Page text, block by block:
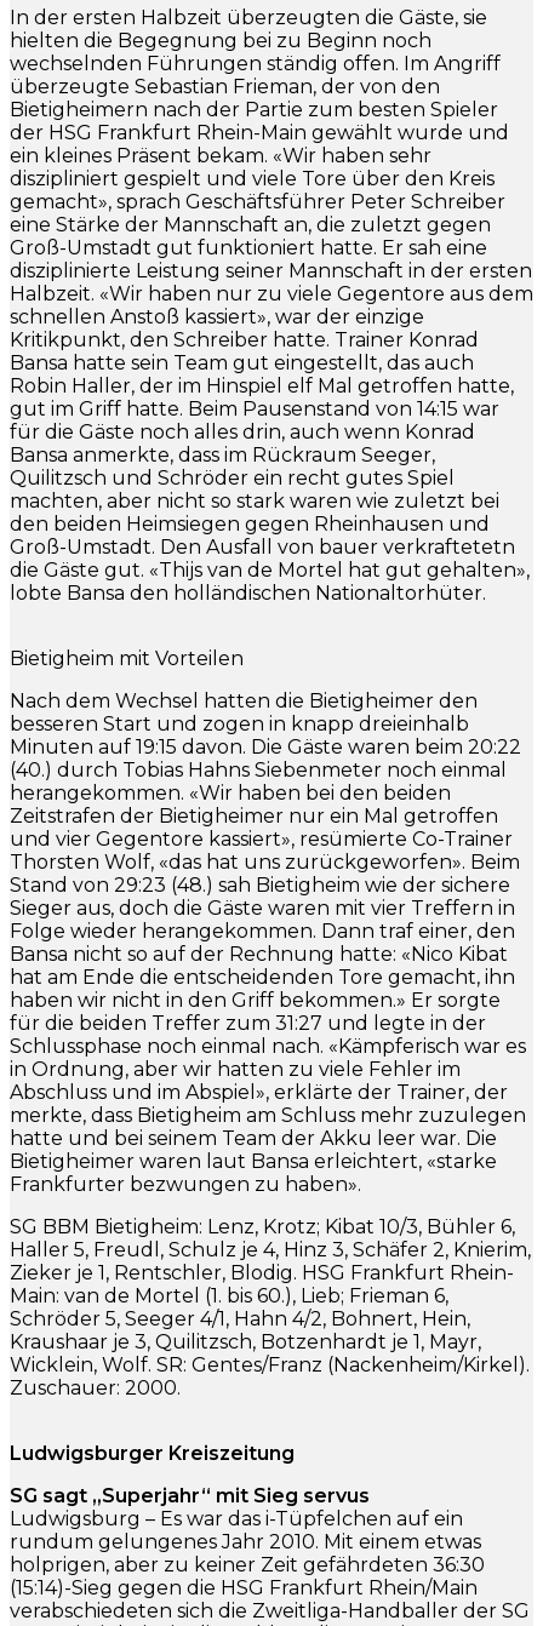
In der ersten Halbzeit überzeugten die Gäste, sie
hielten die Begegnung bei zu Beginn noch
wechselnden Führungen ständig offen. Im Angriff
überzeugte Sebastian Frieman, der von den
Bietigheimern nach der Partie zum besten Spieler
der HSG Frankfurt Rhein-Main gewählt wurde und
ein kleines Präsent bekam. «Wir haben sehr
diszipliniert gespielt und viele Tore über den Kreis
gemacht», sprach Geschäftsführer Peter Schreiber
eine Stärke der Mannschaft an, die zuletzt gegen
Groß-Umstadt gut funktioniert hatte. Er sah eine
disziplinierte Leistung seiner Mannschaft in der ersten
Halbzeit. «Wir haben nur zu viele Gegentore aus dem
schnellen Anstoß kassiert», war der einzige
Kritikpunkt, den Schreiber hatte. Trainer Konrad
Bansa hatte sein Team gut eingestellt, das auch
Robin Haller, der im Hinspiel elf Mal getroffen hatte,
gut im Griff hatte. Beim Pausenstand von 14:15 war
für die Gäste noch alles drin, auch wenn Konrad
Bansa anmerkte, dass im Rückraum Seeger,
Quilitzsch und Schröder ein recht gutes Spiel
machten, aber nicht so stark waren wie zuletzt bei
den beiden Heimsiegen gegen Rheinhausen und
Groß-Umstadt. Den Ausfall von bauer verkraftetetn
die Gäste gut. «Thijs van de Mortel hat gut gehalten»,
lobte Bansa den holländischen Nationaltorhüter.
Bietigheim mit Vorteilen
Nach dem Wechsel hatten die Bietigheimer den
besseren Start und zogen in knapp dreieinhalb
Minuten auf 19:15 davon. Die Gäste waren beim 20:22
(40.) durch Tobias Hahns Siebenmeter noch einmal
herangekommen. «Wir haben bei den beiden
Zeitstrafen der Bietigheimer nur ein Mal getroffen
und vier Gegentore kassiert», resümierte Co-Trainer
Thorsten Wolf, «das hat uns zurückgeworfen». Beim
Stand von 29:23 (48.) sah Bietigheim wie der sichere
Sieger aus, doch die Gäste waren mit vier Treffern in
Folge wieder herangekommen. Dann traf einer, den
Bansa nicht so auf der Rechnung hatte: «Nico Kibat
hat am Ende die entscheidenden Tore gemacht, ihn
haben wir nicht in den Griff bekommen.» Er sorgte
für die beiden Treffer zum 31:27 und legte in der
Schlussphase noch einmal nach. «Kämpferisch war es
in Ordnung, aber wir hatten zu viele Fehler im
Abschluss und im Abspiel», erklärte der Trainer, der
merkte, dass Bietigheim am Schluss mehr zuzulegen
hatte und bei seinem Team der Akku leer war. Die
Bietigheimer waren laut Bansa erleichtert, «starke
Frankfurter bezwungen zu haben».
SG BBM Bietigheim: Lenz, Krotz; Kibat 10/3, Bühler 6,
Haller 5, Freudl, Schulz je 4, Hinz 3, Schäfer 2, Knierim,
Zieker je 1, Rentschler, Blodig. HSG Frankfurt Rhein-
Main: van de Mortel (1. bis 60.), Lieb; Frieman 6,
Schröder 5, Seeger 4/1, Hahn 4/2, Bohnert, Hein,
Kraushaar je 3, Quilitzsch, Botzenhardt je 1, Mayr,
Wicklein, Wolf. SR: Gentes/Franz (Nackenheim/Kirkel).
Zuschauer: 2000.
Ludwigsburger Kreiszeitung
SG sagt „Superjahr“ mit Sieg servus
Ludwigsburg – Es war das i-Tüpfelchen auf ein
rundum gelungenes Jahr 2010. Mit einem etwas
holprigen, aber zu keiner Zeit gefährdeten 36:30
(15:14)-Sieg gegen die HSG Frankfurt Rhein/Main
verabschiedeten sich die Zweitliga-Handballer der SG